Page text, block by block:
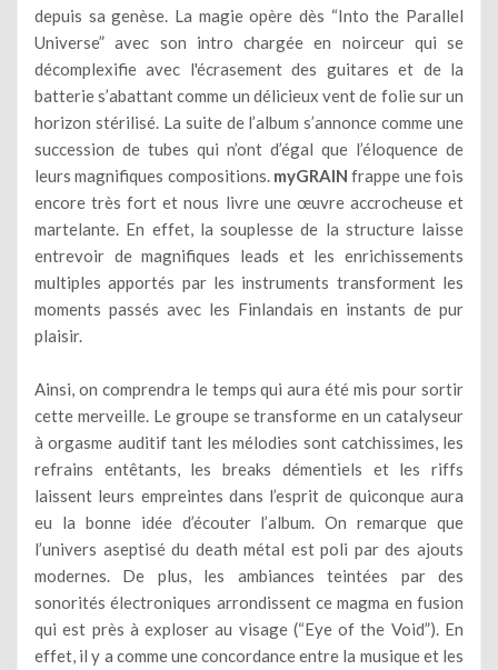
depuis sa genèse. La magie opère dès “Into the Parallel
Universe” avec son intro chargée en noirceur qui se
décomplexifie avec l'écrasement des guitares et de la
batterie s’abattant comme un délicieux vent de folie sur un
horizon stérilisé. La suite de l’album s’annonce comme une
succession de tubes qui n’ont d’égal que l’éloquence de
leurs magnifiques compositions. myGRAIN frappe une fois
encore très fort et nous livre une œuvre accrocheuse et
martelante. En effet, la souplesse de la structure laisse
entrevoir de magnifiques leads et les enrichissements
multiples apportés par les instruments transforment les
moments passés avec les Finlandais en instants de pur
plaisir.
Ainsi, on comprendra le temps qui aura été mis pour sortir
cette merveille. Le groupe se transforme en un catalyseur
à orgasme auditif tant les mélodies sont catchissimes, les
refrains entêtants, les breaks démentiels et les riffs
laissent leurs empreintes dans l’esprit de quiconque aura
eu la bonne idée d’écouter l’album. On remarque que
l’univers aseptisé du death métal est poli par des ajouts
modernes. De plus, les ambiances teintées par des
sonorités électroniques arrondissent ce magma en fusion
qui est près à exploser au visage (“Eye of the Void”). En
effet, il y a comme une concordance entre la musique et les